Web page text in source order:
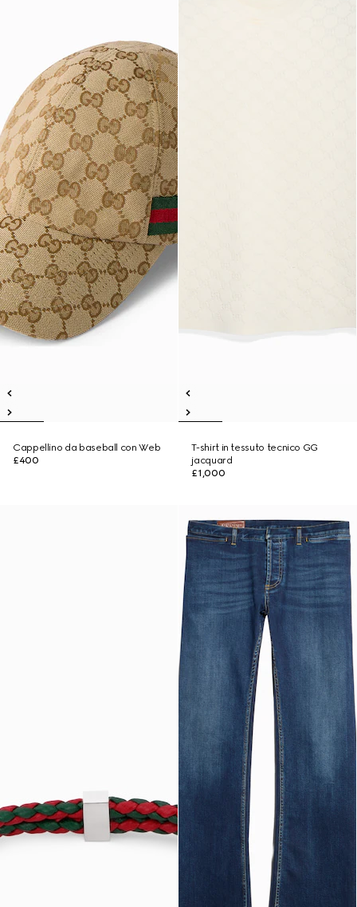
Cappellino da baseball con Web
£400
T-shirt in tessuto tecnico GG
jacquard
£1,000